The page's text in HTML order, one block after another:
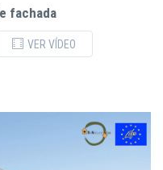
fachada
VER VÍDEO